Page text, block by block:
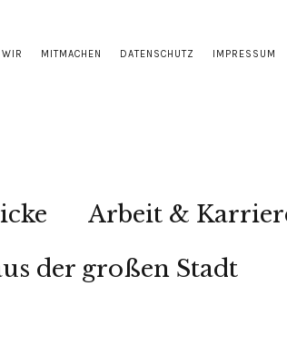
WIR MITMACHEN DATENSCHUTZ IMPRESSUM
Arbeit &
der großen Stadt